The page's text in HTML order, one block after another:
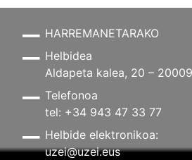
HARREMANETARAKO
Helbidea
Aldapeta kalea, 20 –
Telefonoa
tel: +34 943 47 33 77
Helbide elektronikoa:
uzei@uzei.eus